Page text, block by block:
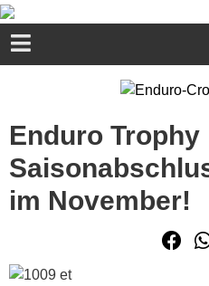
Enduro Trophy
im November!